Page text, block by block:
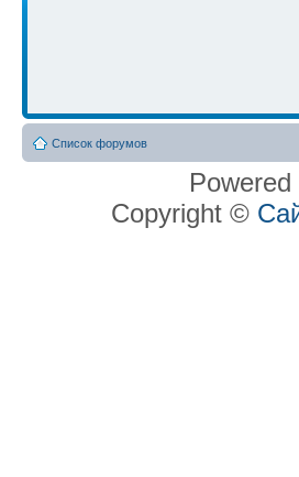
Список форумов
Powered
Copyright ©